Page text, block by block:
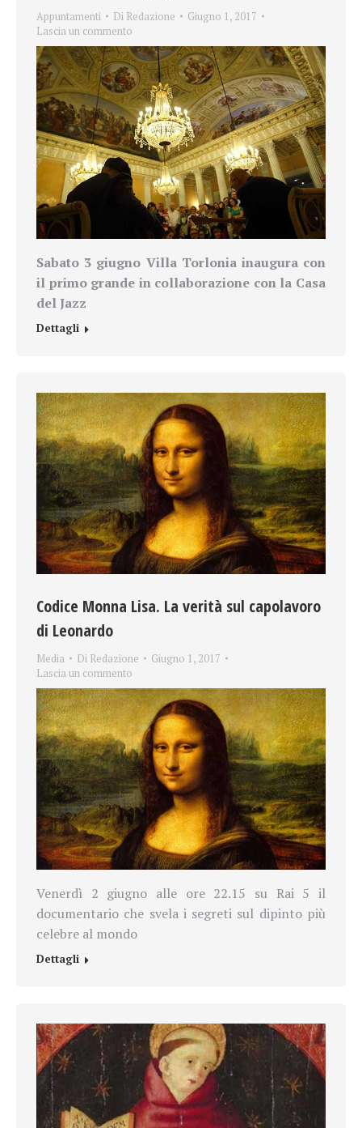
Appuntamenti Di Redazione
Giugno 1, 2017
Lascia un commento
Sabato 3 giugno Villa Torlonia inaugura con
il primo grande in collaborazione con la Casa
del Jazz
Dettagli
Codice Monna Lisa. La verità sul capolavoro
di Leonardo
Media Di Redazione
Giugno 1, 2017
Lascia un commento
Venerdì 2 giugno alle ore 22.15 su Rai 5 il
documentario che svela i segreti sul dipinto più
celebre al mondo
Dettagli